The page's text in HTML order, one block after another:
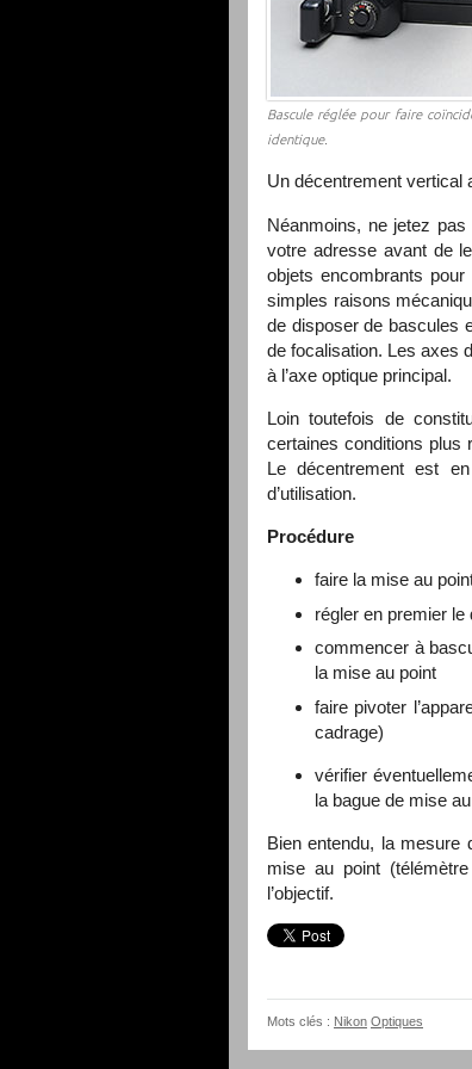
Bascule réglée pour faire
identique.
Un décentrement vertical
Néanmoins, ne jetez
votre adresse avant de
objets encombrants
simples raisons
de disposer de bascules
de focalisation. Les axes
à l’axe optique principal.
Loin toutefois de
certaines conditions plus
Le décentrement est
d’utilisation.
Procédure
faire la mise au
régler en premier
commencer à
la mise au point
faire pivoter
cadrage)
vérifier
la bague de mise
Bien entendu, la mesure
mise au point
l’objectif.
Mots clés : Nikon Optiques